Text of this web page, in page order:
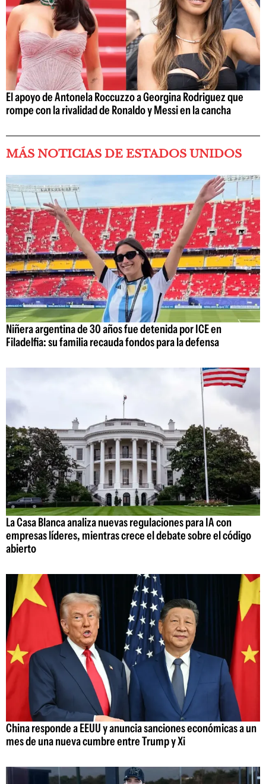
El apoyo de Antonela Roccuzzo a Georgina Rodriguez que
rompe con la rivalidad de Ronaldo y Messi en la cancha
MÁS NOTICIAS DE ESTADOS UNIDOS
Niñera argentina de 30 años fue detenida por ICE en
Filadelfia: su familia recauda fondos para la defensa
La Casa Blanca analiza nuevas regulaciones para IA con
empresas líderes, mientras crece el debate sobre el código
abierto
China responde a EEUU y anuncia sanciones económicas a un
mes de una nueva cumbre entre Trump y Xi